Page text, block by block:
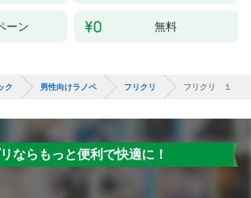
ーン 無料
ク 男性向けラノベ フリクリ フリクリ １
ならもっと便利で快適に！